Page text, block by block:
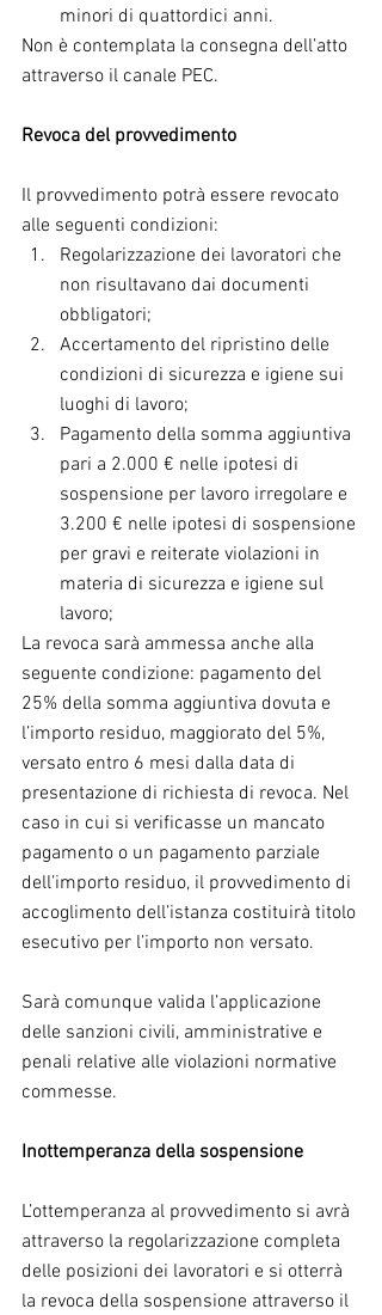
minori di quattordici anni.
Non è contemplata la consegna dell’atto
attraverso il canale PEC.
Revoca del provvedimento
Il provvedimento potrà essere revocato
alle seguenti condizioni:
Regolarizzazione dei lavoratori che
non risultavano dai documenti
obbligatori;
Accertamento del ripristino delle
condizioni di sicurezza e igiene sui
luoghi di lavoro;
Pagamento della somma aggiuntiva
pari a 2.000 € nelle ipotesi di
sospensione per lavoro irregolare e
3.200 € nelle ipotesi di sospensione
per gravi e reiterate violazioni in
materia di sicurezza e igiene sul
lavoro;
La revoca sarà ammessa anche alla
seguente condizione: pagamento del
25% della somma aggiuntiva dovuta e
l’importo residuo, maggiorato del 5%,
versato entro 6 mesi dalla data di
presentazione di richiesta di revoca. Nel
caso in cui si verificasse un mancato
pagamento o un pagamento parziale
dell’importo residuo, il provvedimento di
accoglimento dell’istanza costituirà titolo
esecutivo per l’importo non versato.
Sarà comunque valida l’applicazione
delle sanzioni civili, amministrative e
penali relative alle violazioni normative
commesse.
Inottemperanza della sospensione
L’ottemperanza al provvedimento si avrà
attraverso la regolarizzazione completa
delle posizioni dei lavoratori e si otterrà
la revoca della sospensione attraverso il